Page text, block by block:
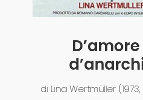
di Lina Wertmüller (1973,